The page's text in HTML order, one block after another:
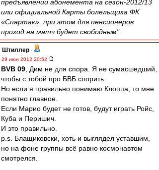
предъявлении абонемента на сезон-2012/13
или официальной Карты болельщика ФК
«Спартак», при этом для пенсионеров
проход на матч будет свободным".
Штиллер -
29 июн 2012 20:52
BVB 09 , Дим не для спора. Я не сумасшедший,
чтобы с тобой про БВБ спорить.
Но если я правильно понимаю Клоппа, то мне
понятно главное.
Если Марио будет не готов, будут играть Ройс,
Куба и Перишич.
И это правильно.
p.s. Блащиковски, хоть и выглядел уставшим,
но на фоне группы всё равно космонавтом
смотрелся.